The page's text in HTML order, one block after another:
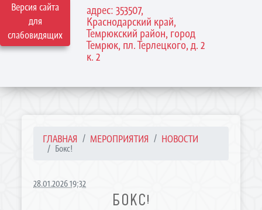
Версия сайта
для
слабовидящих
адрес: 353507,
Краснодарский край,
Темрюкский район, город
Темрюк, пл. Терлецкого, д. 2
к. 2
ГЛАВНАЯ МЕРОПРИЯТИЯ НОВОСТИ
Бокс!
28.01.2026 19:32
БОКС!